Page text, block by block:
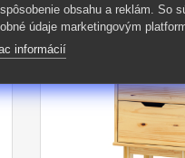
-60%
obsahu a reklám. So
údaje marketingovým
informácií